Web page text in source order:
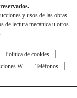
y usos de las obras
de lectura mecánica u otros
Política de cookies
W
Teléfonos